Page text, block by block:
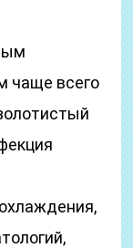
чаще всего